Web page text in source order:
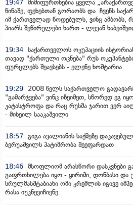
19:47 მიმიფურთხებია ყველა
წინაშე, ფეხებთან გორაობს და ჩვენს
იმ ქართველად წოდებულს, ვინც ამბობს,
პიარს შეწირულები ხართ - ლევან
19:34 საქართველოს ოკუპაციის
თავად "ქართული ოცნება" რუს
ფურცლებს შეავსებს - ელენე ხოშტარია
19:29
2008 წელს საქართველო
"გამარჯვება" ვინც იზეიმეთ, სწორედ ეგ
კატასტროფა და რაც რუსმა ჯარით ვერ
- მიხეილ სააკაშვილი
18:57 გიგა ავალიანის საქმეზე
ბერუაშვილს პატიმრობა შეეფარდათ
18:46 მსოფლიომ არასწორი დასკვნები
გაფრთხილება იყო - ყირიმი, დონბასი და
სრულმასშტაბიანი ომი კრემლის იგივე
რასა იუკნევიჩიენე